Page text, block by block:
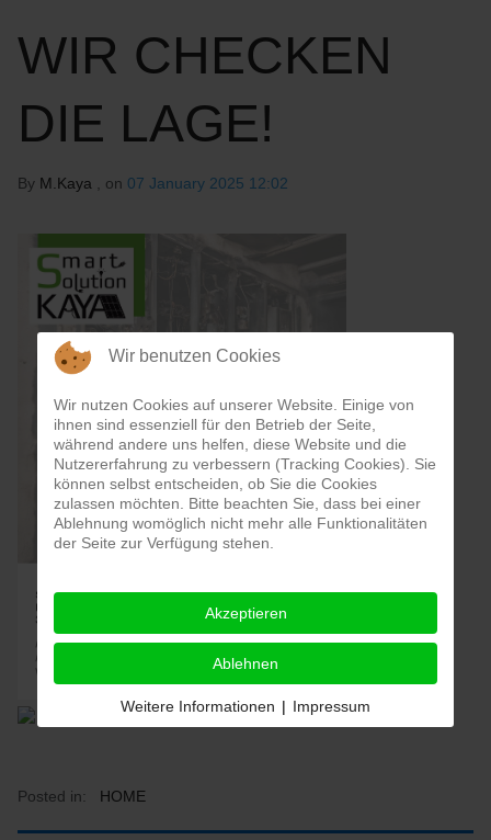
WIR CHECKEN
DIE LAGE!
By M.Kaya , on 07 January 2025 12:02
Posted in: HOME
Wir benutzen Cookies
Wir nutzen Cookies auf unserer Website. Einige von
ihnen sind essenziell für den Betrieb der Seite,
während andere uns helfen, diese Website und die
Nutzererfahrung zu verbessern (Tracking Cookies). Sie
können selbst entscheiden, ob Sie die Cookies
zulassen möchten. Bitte beachten Sie, dass bei einer
Ablehnung womöglich nicht mehr alle Funktionalitäten
der Seite zur Verfügung stehen.
Akzeptieren
Ablehnen
Weitere Informationen | Impressum